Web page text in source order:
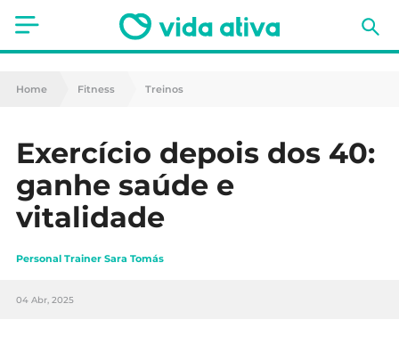
Saúde
Nutrição
Receitas
Fitness
Mães e Bebés
Home Fitness Treinos
Exercício depois dos 40:
ganhe saúde e
vitalidade
Personal Trainer Sara Tomás
04 Abr, 2025